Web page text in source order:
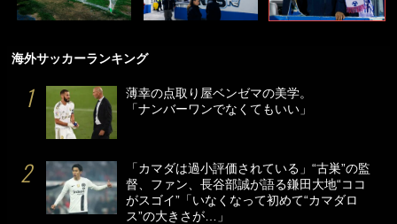
海外サッカーランキング
薄幸の点取り屋ベンゼマの美学。
「ナンバーワンでなくてもいい」
「カマダは過小評価されている」“古巣”の監
督、ファン、長谷部誠が語る鎌田大地“ココ
がスゴイ”「いなくなって初めて“カマダロ
ス”の大きさが…」